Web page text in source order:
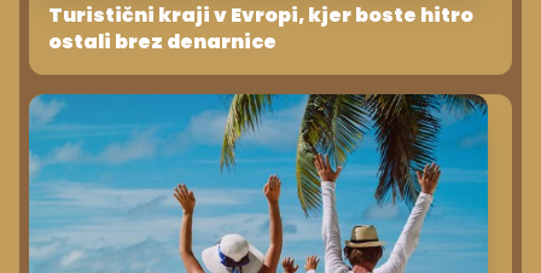
Turistični kraji v Evropi, kjer boste hitro
ostali brez denarnice